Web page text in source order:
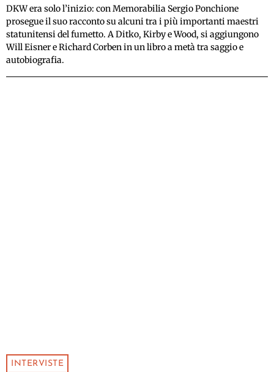
DKW era solo l’inizio: con Memorabilia Sergio Ponchione
prosegue il suo racconto su alcuni tra i più importanti maestri
statunitensi del fumetto. A Ditko, Kirby e Wood, si aggiungono
Will Eisner e Richard Corben in un libro a metà tra saggio e
autobiografia.
INTERVISTE